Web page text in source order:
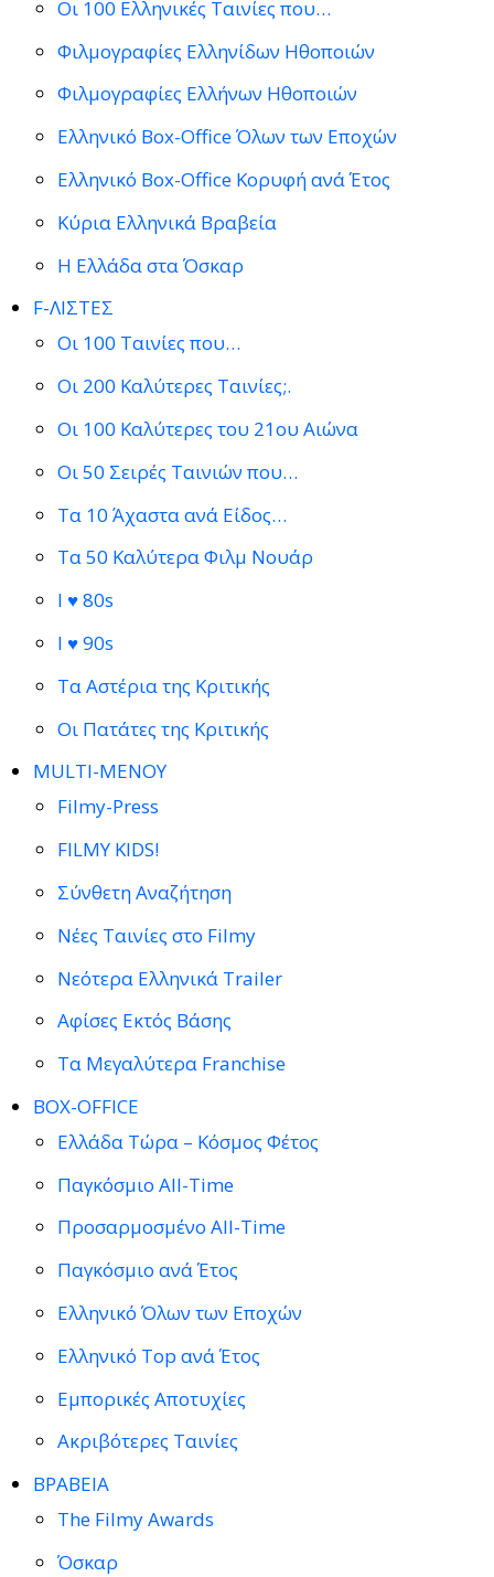
Οι 100 Ελληνικές Ταινίες που…
Φιλμογραφίες Ελληνίδων Ηθοποιών
Φιλμογραφίες Ελλήνων Ηθοποιών
Ελληνικό Box-Office Όλων των Εποχών
Ελληνικό Box-Office Κορυφή ανά Έτος
Κύρια Ελληνικά Βραβεία
Η Ελλάδα στα Όσκαρ
F-ΛΙΣΤΕΣ
Οι 100 Ταινίες που…
Οι 200 Καλύτερες Ταινίες;.
Οι 100 Καλύτερες του 21ου Αιώνα
Οι 50 Σειρές Ταινιών που…
Τα 10 Άχαστα ανά Είδος…
Τα 50 Καλύτερα Φιλμ Νουάρ
I ♥ 80s
I ♥ 90s
Τα Αστέρια της Κριτικής
Οι Πατάτες της Κριτικής
MULTI-ΜΕΝΟΥ
Filmy-Press
FILMY KIDS!
Σύνθετη Αναζήτηση
Νέες Ταινίες στο Filmy
Νεότερα Ελληνικά Trailer
Αφίσες Εκτός Βάσης
Τα Μεγαλύτερα Franchise
BOX-OFFICE
Ελλάδα Τώρα – Κόσμος Φέτος
Παγκόσμιο All-Time
Προσαρμοσμένο All-Time
Παγκόσμιο ανά Έτος
Ελληνικό Όλων των Εποχών
Ελληνικό Top ανά Έτος
Εμπορικές Αποτυχίες
Ακριβότερες Ταινίες
ΒΡΑΒΕΙΑ
The Filmy Awards
Όσκαρ